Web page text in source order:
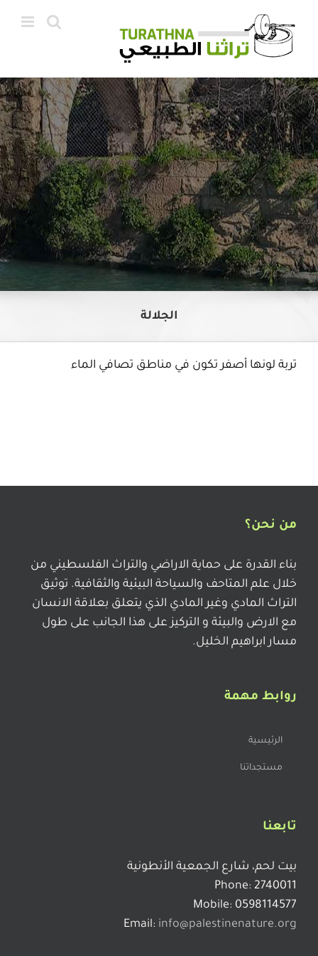
content
الجلالة
تربة لونها أصفر تكون في مناطق تصافي الماء
من نحن؟
بناء القدرة على حماية الاراضي والتراث الفلسطيني من
خلال علم المتاحف والسياحة البيئية والثقافية. توثيق
التراث المادي وغير المادي الذي يتعلق بعلاقة الانسان
مع الارض والبيئة و التركيز على هذا الجانب على طول
مسار ابراهيم الخليل.
روابط مهمة
الرئيسية
مستجداتنا
تابعنا
بيت لحم، شارع الجمعية الأنطونية
Phone: 2740011
Mobile: 0598114577
Email: info@palestinenature.org